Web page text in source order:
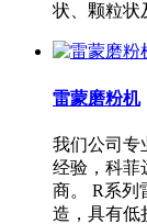
状、颗粒状
雷蒙磨粉机
我们公司专
经验，科菲
商。 R系列
造，具有低